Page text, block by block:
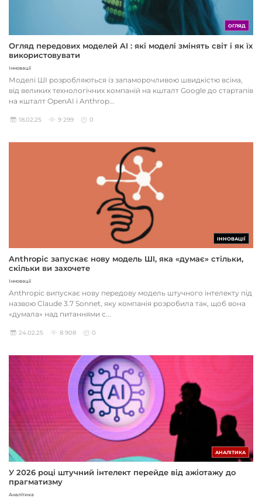
ОГЛЯД
Огляд передових моделей AI : які моделі змінять світ і як їх
використовувати
Інновації
Моделі ШІ розробляються із запаморочливою швидкістю всіма,
від великих технологічних компаній на кшталт Google до стартапів
на кшталт OpenAI і Anthrop...
18.02.25 9 299 0
ІННОВАЦІЇ
Anthropic запускає нову модель ШІ, яка «думає» стільки,
скільки ви захочете
Інновації
Anthropic випускає нову передову модель штучного інтелекту під
назвою Claude 3.7 Sonnet, яку компанія розробила так, щоб вона
«думала» над питаннями с...
24.02.25 8 908 0
АНАЛІТИКА
У 2026 році штучний інтелект перейде від ажіотажу до
прагматизму
Аналітика